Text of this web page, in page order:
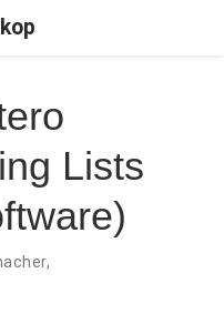
Lists